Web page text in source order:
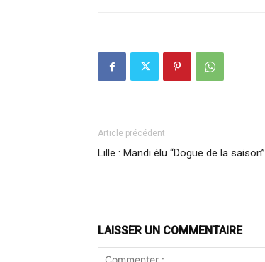
Article précédent
Lille : Mandi élu “Dogue de la saison”
LAISSER UN COMMENTAIRE